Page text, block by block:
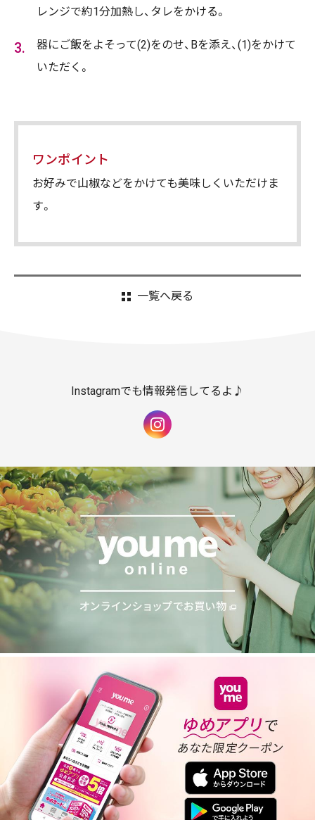
レンジで約1分加熱し、タレをかける。
器にご飯をよそって(2)をのせ、Bを添え、(1)をかけて
いただく。
ワンポイント
お好みで山椒などをかけても美味しくいただけま
す。
一覧へ戻る
Instagramでも情報発信してるよ♪